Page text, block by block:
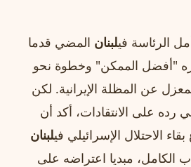
الرئاسة فيلبنان المضي قدما
"أفضل الممكن" وخطوة نحو
عن المظلة الإيرانية. لكن
رده على الانتقادات، أكد أن
الاحتلال الإسرائيلي فيلبنان
الكامل، مبديا اعتراضه على